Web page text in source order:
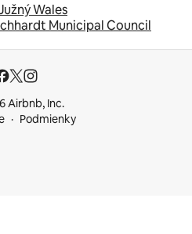
Wales
Municipal Council
Airbnb, Inc.
Podmienky